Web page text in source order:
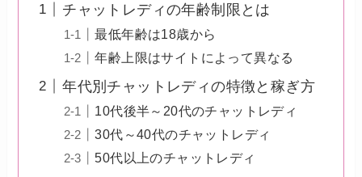
チャットレディの年齢制限とは
最低年齢は18歳から
年齢上限はサイトによって異なる
年代別チャットレディの特徴と稼ぎ方
10代後半～20代のチャットレディ
30代～40代のチャットレディ
50代以上のチャットレディ